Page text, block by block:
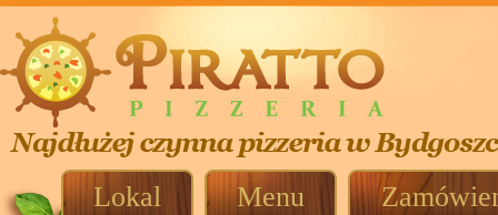
Lokal Menu